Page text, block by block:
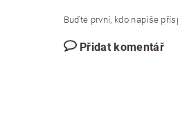
Buďte první, kdo napíše
Přidat komentář